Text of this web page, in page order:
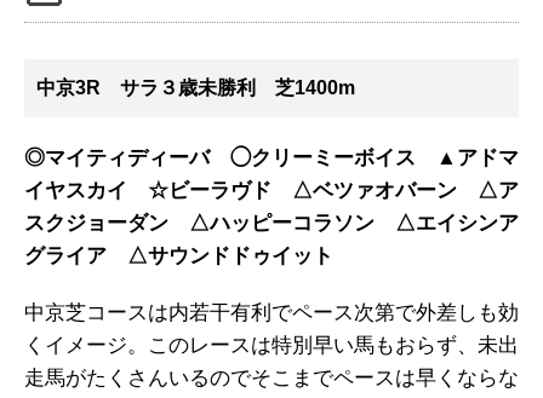
中京3R サラ３歳未勝利 芝1400m
◎マイティディーバ ◯クリーミーボイス ▲アドマ
イヤスカイ ☆ビーラヴド △ベツァオバーン △ア
スクジョーダン △ハッピーコラソン △エイシンア
グライア △サウンドドゥイット
中京芝コースは内若干有利でペース次第で外差しも効
くイメージ。このレースは特別早い馬もおらず、未出
走馬がたくさんいるのでそこまでペースは早くならな